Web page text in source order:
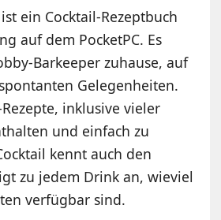
ist ein Cocktail-Rezeptbuch
auf dem PocketPC. Es
Barkeeper zuhause, auf
Gelegenheiten.
inklusive vieler
und einfach zu
kennt auch den
zu jedem Drink an, wieviel
verfügbar sind.